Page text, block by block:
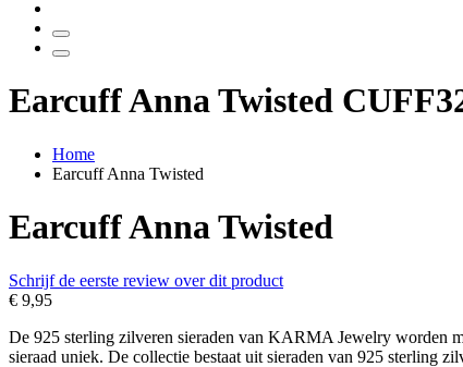
Earcuff Anna Twisted
Home
Earcuff Anna Twisted
Earcuff Anna Twisted
Schrijf de eerste review over dit product
€ 9,95
De 925 sterling zilveren sieraden van KARMA Jewelry worden
sieraad uniek. De collectie bestaat uit sieraden van 925 sterling